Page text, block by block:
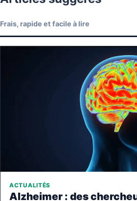
Frais, rapide et facile à lire
ACTUALITÉS
Alzheimer : des